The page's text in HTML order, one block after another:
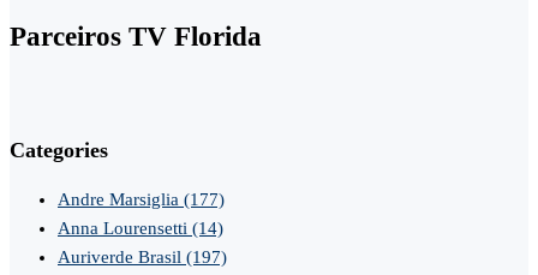
Parceiros TV Florida
Categories
Andre Marsiglia (177)
Anna Lourensetti (14)
Auriverde Brasil (197)